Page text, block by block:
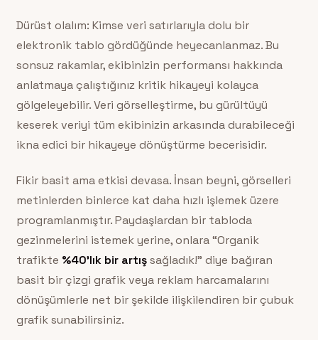
Dürüst olalım: Kimse veri satırlarıyla dolu bir
elektronik tablo gördüğünde heyecanlanmaz. Bu
sonsuz rakamlar, ekibinizin performansı hakkında
anlatmaya çalıştığınız kritik hikayeyi kolayca
gölgeleyebilir. Veri görselleştirme, bu gürültüyü
keserek veriyi tüm ekibinizin arkasında durabileceği
ikna edici bir hikayeye dönüştürme becerisidir.
Fikir basit ama etkisi devasa. İnsan beyni, görselleri
metinlerden binlerce kat daha hızlı işlemek üzere
programlanmıştır. Paydaşlardan bir tabloda
gezinmelerini istemek yerine, onlara “Organik
trafikte %40’lık bir artışsağladık!” diye bağıran
basit bir çizgi grafik veya reklam harcamalarını
dönüşümlerle net bir şekilde ilişkilendiren bir çubuk
grafik sunabilirsiniz.